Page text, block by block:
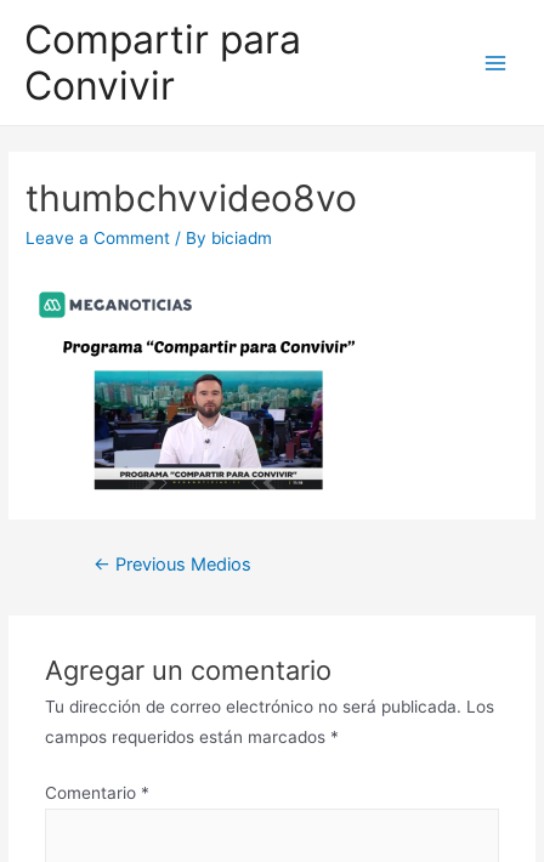
Compartir para
Convivir
thumbchvvideo8vo
Leave a Comment / By biciadm
← Previous Medios
Agregar un comentario
Tu dirección de correo electrónico no será publicada. Los
campos requeridos están marcados *
Comentario *